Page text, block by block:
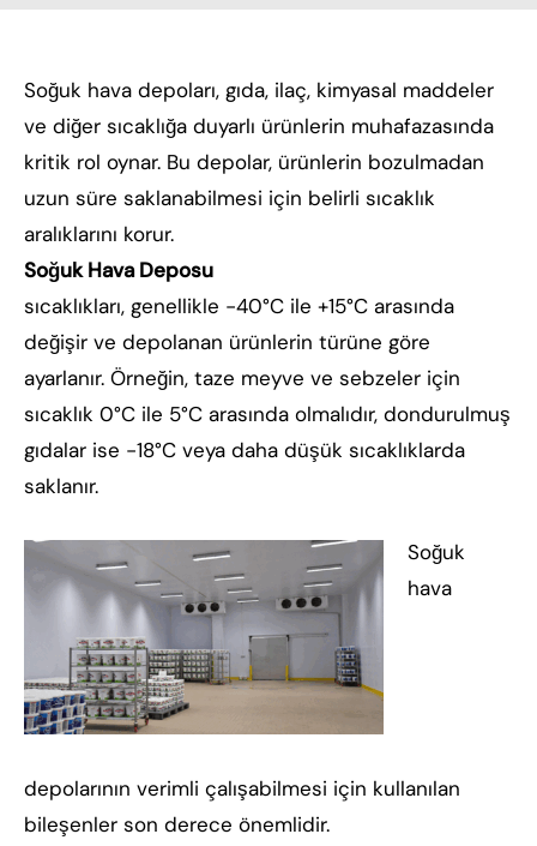
Soğuk hava depoları, gıda, ilaç, kimyasal maddeler
ve diğer sıcaklığa duyarlı ürünlerin muhafazasında
kritik rol oynar. Bu depolar, ürünlerin bozulmadan
uzun süre saklanabilmesi için belirli sıcaklık
aralıklarını korur.
Soğuk Hava Deposu
sıcaklıkları, genellikle -40°C ile +15°C arasında
değişir ve depolanan ürünlerin türüne göre
ayarlanır. Örneğin, taze meyve ve sebzeler için
sıcaklık 0°C ile 5°C arasında olmalıdır, dondurulmuş
gıdalar ise -18°C veya daha düşük sıcaklıklarda
saklanır.
Soğuk
hava
depolarının verimli çalışabilmesi için kullanılan
bileşenler son derece önemlidir.